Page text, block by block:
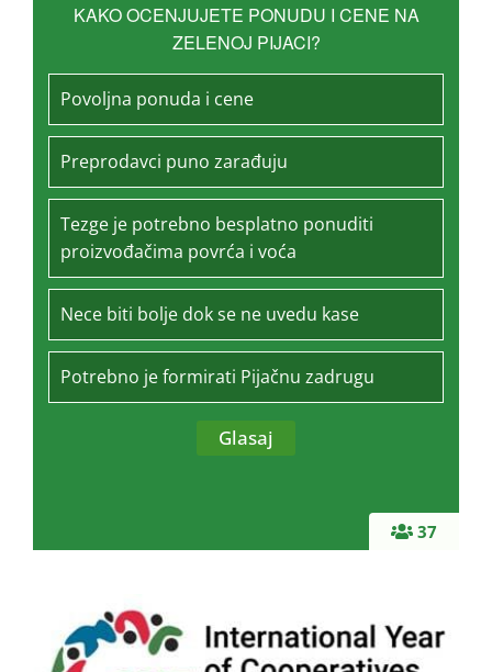
37
KAKO OCENJUJETE PONUDU I CENE NA
ZELENOJ PIJACI?
Povoljna ponuda i cene
Preprodavci puno zarađuju
Tezge je potrebno besplatno ponuditi
proizvođačima povrća i voća
Nece biti bolje dok se ne uvedu kase
Potrebno je formirati Pijačnu zadrugu